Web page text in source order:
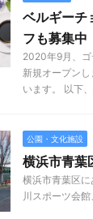
ベルギーチ
フも募集中
2020年9月、ゴ
新規オープン
います。 以下
公園・文化施設
横浜市青葉
横浜市青葉区
川スポーツ会